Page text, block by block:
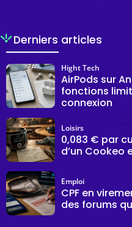
Derniers articles
AirPods sur
fonctions
connexion
Hight Tech
0,083 € par
d’un Cookeo
Loisirs
CPF en
des forums
Emploi